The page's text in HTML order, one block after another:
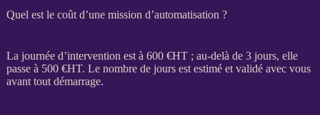
Quel est le coût d’une mission d’automatisation ?
La journée d’intervention est à 600 €HT; au-delà de 3 jours, elle
passe à 500 €HT. Le nombre de jours est estimé et validé avec vous
avant tout démarrage.